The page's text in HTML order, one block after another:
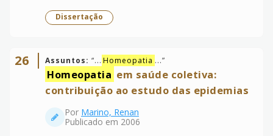
Dissertação
26 Assuntos: “... Homeopatia ...”
Homeopatia em saúde coletiva:
contribuição ao estudo das epidemias
Por Marino, Renan
Publicado em 2006